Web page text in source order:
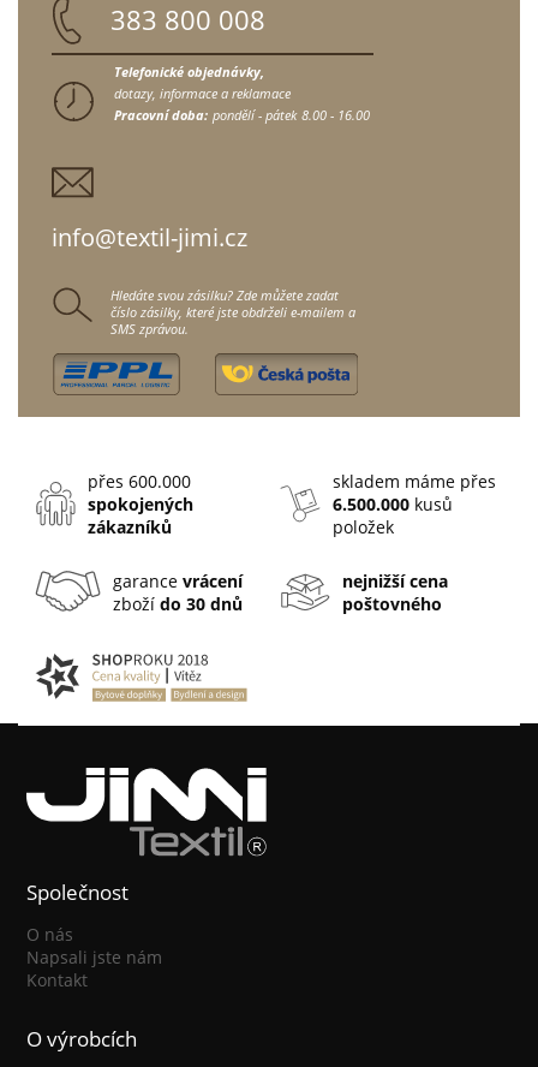
383 800 008
Telefonické objednávky,
dotazy, informace a reklamace
Pracovní doba: pondělí - pátek 8.00 - 16.00
info@textil-jimi.cz
Hledáte svou zásilku? Zde můžete zadat
číslo zásilky, které jste obdrželi e-mailem a
SMS zprávou.
přes 600.000
spokojených
zákazníků
skladem máme přes
6.500.000 kusů
položek
garancevrácení
zbožído 30 dnů
nejnižší cena
poštovného
Společnost
O nás
Napsali jste nám
Kontakt
O výrobcích